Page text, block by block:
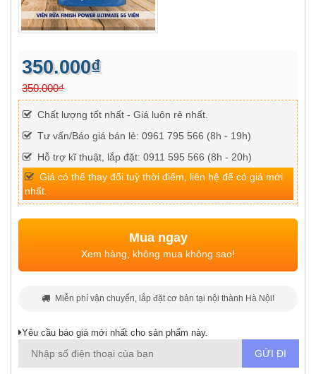
350.000₫
350.000₫
Chất lượng tốt nhất - Giá luôn rẻ nhất.
Tư vấn/Báo giá bán lẻ: 0961 795 566 (8h - 19h)
Hỗ trợ kĩ thuật, lắp đặt: 0911 595 566 (8h - 20h)
Giá có thể thay đổi tuỳ thời điểm, liên hệ để có giá mới
nhất.
Mua ngay
Xem hàng, không mua không sao!
Miễn phí vận chuyển, lắp đặt cơ bản tại nội thành Hà Nội!
Yêu cầu báo giá mới nhất cho sản phẩm này.